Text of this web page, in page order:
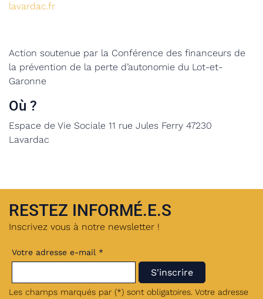
lavardac.fr
Action soutenue par la Conférence des financeurs de
la prévention de la perte d’autonomie du Lot-et-
Garonne
Où ?
Espace de Vie Sociale 11 rue Jules Ferry 47230
Lavardac
RESTEZ INFORMÉ.E.S
Inscrivez vous à notre newsletter !
Votre adresse e-mail *
Les champs marqués par (*) sont obligatoires. Votre adresse